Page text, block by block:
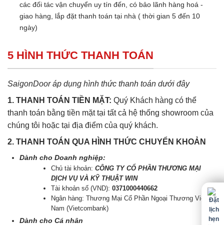
các đối tác vận chuyển uy tín đến, có bảo lãnh hàng hoá -
giao hàng, lắp đặt thanh toán tại nhà ( thời gian 5 đến 10
ngày)
5 HÌNH THỨC THANH TOÁN
SaigonDoor áp dụng hình thức thanh toán dưới đây
1. THANH TOÁN TIỀN MẶT: Quý Khách hàng có thể
thanh toán bằng tiền mặt tại tất cả hệ thống showroom của
chúng tôi hoặc tại địa điểm của quý khách.
2. THANH TOÁN QUA HÌNH THỨC CHUYỂN KHOẢN
Dành cho Doanh nghiệp:
Chủ tài khoản:CÔNG TY CỔ PHẦN THƯƠNG MẠI
DỊCH VỤ VÀ KỸ THUẬT WIN
Tài khoản số (VND):0371000440662
Ngân hàng: Thương Mại Cổ Phần Ngoại Thương Việt
Nam (Vietcombank)
Dành cho Cá nhân